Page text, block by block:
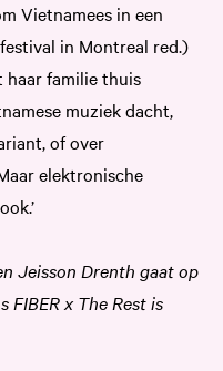
Vietnamees in een
in Montreal red.)
haar familie thuis
muziek dacht,
of over
elektronische
Jeisson Drenth gaat op
FIBER x The Rest is